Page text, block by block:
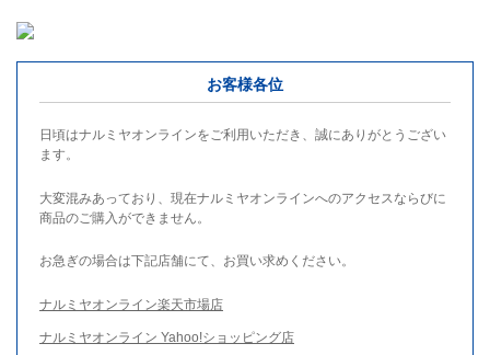
お客様各位
日頃はナルミヤオンラインをご利用いただき、誠にありがとうござい
ます。
大変混みあっており、現在ナルミヤオンラインへのアクセスならびに
商品のご購入ができません。
お急ぎの場合は下記店舗にて、お買い求めください。
ナルミヤオンライン楽天市場店
ナルミヤオンライン Yahoo!ショッピング店